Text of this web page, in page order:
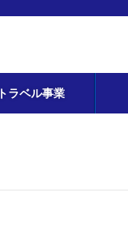
トラベル事業